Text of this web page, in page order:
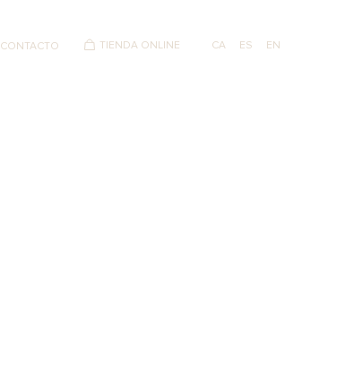
CA ES EN
TIENDA ONLINE
CONTACTO